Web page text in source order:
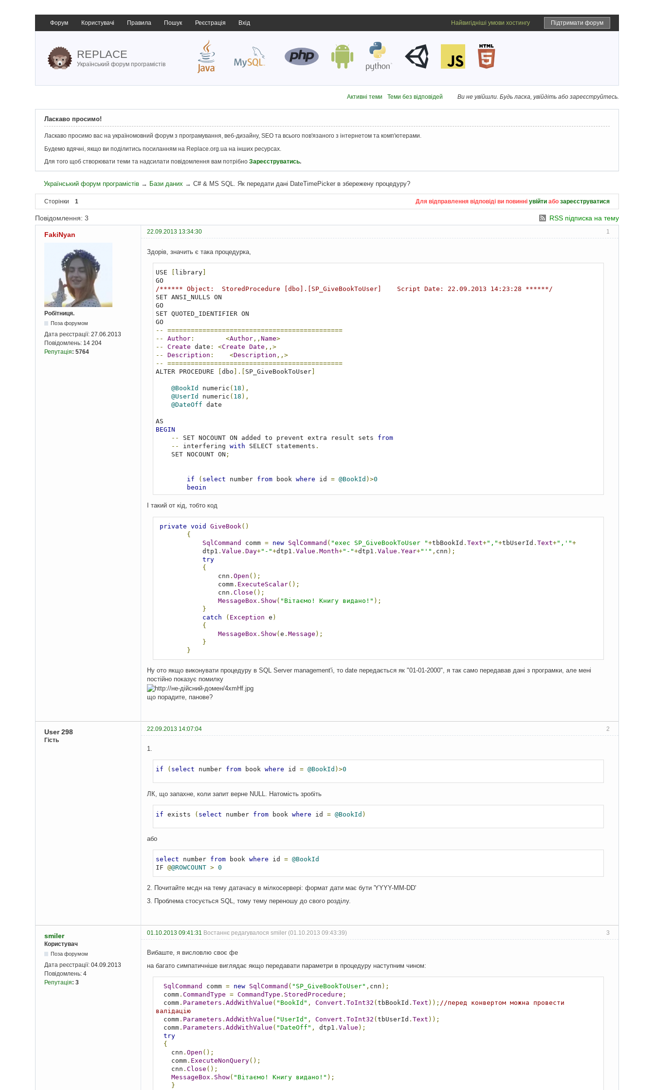
Форум Користувачі Правила Пошук Реєстрація Вхід Підтримати форум
Найвигідніші умови хостингу
REPLACE
Український форум програмістів
Ви не увійшли. Будь ласка, увійдіть або зареєструйтесь.
Активні теми Теми без відповідей
Ласкаво просимо!
Ласкаво просимо вас на україномовний форум з програмування, веб-дизайну, SEO та всього пов'язаного з інтернетом та комп'ютерами.
Будемо вдячні, якщо ви поділитись посиланням на Replace.org.ua на інших ресурсах.
Для того щоб створювати теми та надсилати повідомлення вам потрібно Зареєструватись.
Український форум програмістів → Бази даних →C# & MS SQL. Як передати дані DateTimePicker в збережену процедуру?
Сторінки 1 Для відправлення відповіді ви повинні увійти або зареєструватися
RSS підписка на тему
Повідомлення: 3
1
FakiNyan 22.09.2013 13:34:30
Робітниця.
Поза форумом
Дата реєстрації: 27.06.2013
Повідомлень: 14 204
Репутація: 5764
Здорів, значить є така процедурка,
USE library]
/****** Object:  StoredProcedure [dbo].[SP_GiveBookToUser]    Script Date: 22.09.2013 14:23:28 ******/
SET ANSI_NULLS ON
GO
SET QUOTED_IDENTIFIER ON
--
=============================================
--
Author: <Author,, Name>
--
Create date : <Create Date ,,>
--
Description : <Description ,,>
--
=============================================
ALTER PROCEDURE
dbo ].[ SP_GiveBookToUser]
@BookId numeric ( 18 ),
@UserId
numeric ( 18 ),
@DateOff date
BEGIN
--
SET NOCOUNT ON added to prevent extra result sets from
--
interfering with SELECT statements .
    SET NOCOUNT ON
;
if ( select number from book where id = @BookId )>0
begin
        insert
into BookAndUser (book_id,user_id,dateOn,dateOff)
        values
end
І такий от кід, тобто код
private void GiveBook ()
{
SqlCommand
comm = new SqlCommand ( "exec SP_GiveBookToUser "+tbBookId . Text+","+tbUserId . Text+",'"+
            dtp1
. Value . Day+"-"+dtp1 . Value . Month+"-"+dtp1 . Value . Year+"'" , cnn );
try
{
                cnn
. Open ();
                comm
. ExecuteScalar();
                cnn
. Close ();
MessageBox . Show( "Вітаємо! Книгу видано!" );
}
catch
( Exception e )
{
MessageBox . Show(e . Message );
}
}
Ну ото якщо виконувати процедуру в SQL Server management'і, то date передається як "01-01-2000", я так само передавав дані з програмки, але мені
постійно показує помилку
що порадите, панове?
2
User 298
22.09.2013 14:07:04
Гість
1.
if ( select number from book where id = @BookId )>0
ЛК, що запахне, коли запит верне NULL. Натомість зробіть
if exists ( select number from book where id = @BookId )
або
select number from book where id = @BookId
IF @@ROWCOUNT > 0
2. Почитайте мсдн на тему датачасу в мілкосервері: формат дати має бути 'YYYY-MM-DD'
3. Проблема стосується SQL, тому тему переношу до свого розділу.
3
smiler 01.10.2013 09:41:31 Востаннє редагувалося smiler (01.10.2013 09:43:39)
Користувач
Поза форумом
Дата реєстрації: 04.09.2013
Повідомлень: 4
Репутація: 3
Вибаште, я висловлю своє фе
на багато симпатичніше виглядає якщо передавати параметри в процедуру наступним чином:
SqlCommand comm = new SqlCommand ( "SP_GiveBookToUser" , cnn );
  comm
. CommandType = CommandType . StoredProcedure ;
  comm
. Parameters . AddWithValue ( "BookId" , Convert . ToInt32 ( tbBookId . Text )); //перед конвертом можна провести
валідацію
  comm
. Parameters . AddWithValue ( "UserId" , Convert . ToInt32 ( tbUserId . Text ));
  comm
. Parameters . AddWithValue ( "DateOff" , dtp1 . Value );
try
{
    cnn
. Open ();
    comm
. ExecuteNonQuery();
    cnn
. Close ();
MessageBox . Show( "Вітаємо! Книгу видано!" );
}